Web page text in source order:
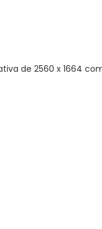
de 2560 x 1664